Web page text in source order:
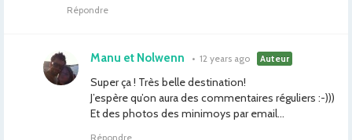
Répondre
Manu et Nolwenn • 12 years ago Auteur
Super ça ! Très belle destination!
J’espère qu’on aura des commentaires réguliers :-)))
Et des photos des minimoys par email…
Répondre